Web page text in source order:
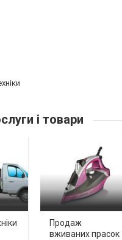
і товари
Продаж
вживаних прасок